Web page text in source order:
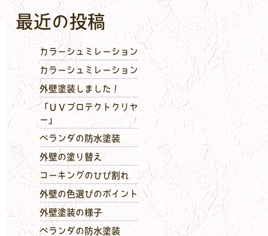
最近の投稿
カラーシュミレーション
カラーシュミレーション
外壁塗装しました！
「ＵＶプロテクトクリヤ
ー」
ベランダの防水塗装
外壁の塗り替え
コーキングのひび割れ
外壁の色選びのポイント
外壁塗装の様子
ベランダの防水塗装